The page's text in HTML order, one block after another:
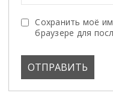
Сохранить моё
браузере для